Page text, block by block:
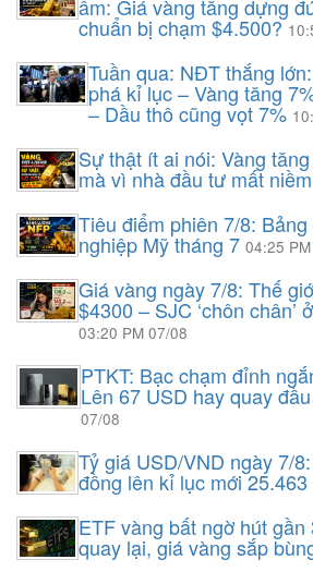
âm: Giá vàng tăng dựng
chuẩn bị chạm $4.500?
Tuần qua: NĐT thắng
phá kỉ lục – Vàng tăng
– Dầu thô cũng vọt 7%
Sự thật ít ai nói: Vàng
mà vì nhà đầu tư mất
Tiêu điểm phiên 7/8:
nghiệp Mỹ tháng 7 04:25
Giá vàng ngày 7/8: Thế
$4300 – SJC ‘chôn chân’
03:20 PM 07/08
PTKT: Bạc chạm đỉnh
Lên 67 USD hay quay
07/08
Tỷ giá USD/VND ngày 7/
đồng lên kỉ lục mới 25.463
ETF vàng bất ngờ hút
quay lại, giá vàng sắp